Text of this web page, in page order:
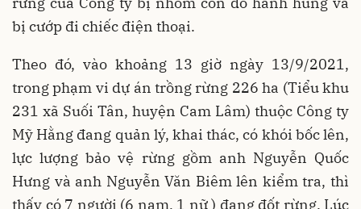
bị cướp đi chiếc điện thoại.
Theo đó, vào khoảng 13 giờ ngày 13/9/2021,
trong phạm vi dự án trồng rừng 226 ha (Tiểu khu
231 xã Suối Tân, huyện Cam Lâm) thuộc Công ty
Mỹ Hằng đang quản lý, khai thác, có khói bốc lên,
lực lượng bảo vệ rừng gồm anh Nguyễn Quốc
Hưng và anh Nguyễn Văn Biêm lên kiểm tra, thì
thấy có 7 người (6 nam, 1 nữ ) đang đốt rừng. Lúc